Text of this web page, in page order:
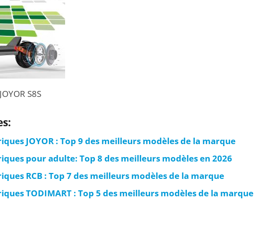
S8S
JOYOR : Top 9 des meilleurs modèles de la marque
pour adulte: Top 8 des meilleurs modèles en 2026
RCB : Top 7 des meilleurs modèles de la marque
TODIMART : Top 5 des meilleurs modèles de la marque